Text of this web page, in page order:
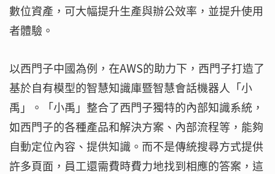
數位資產，可大幅提升生產與辦公效率，並提升使用
者體驗。
以西門子中國為例，在AWS的助力下，西門子打造了
基於自有模型的智慧知識庫暨智慧會話機器人「小
禹」。「小禹」整合了西門子獨特的內部知識系統，
如西門子的各種產品和解決方案、內部流程等，能夠
自動定位內容、提供知識。而不是傳統搜尋方式提供
許多頁面，員工還需費時費力地找到相應的答案，這